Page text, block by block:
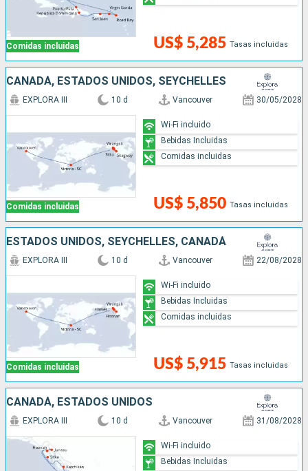
Comidas incluidas US$ 5,285 Tasas incluidas
CANADÁ, ESTADOS UNIDOS, SEYCHELLES
Comidas incluidas
EXPLORA III 10 d Vancouver 30/05/2028
US$ 5,850 Tasas incluidas
Wi-Fi incluido
Bebidas Incluidas
Comidas incluidas
ESTADOS UNIDOS, SEYCHELLES, CANADÁ
Comidas incluidas
EXPLORA III 10 d Vancouver 22/08/2028
US$ 5,915 Tasas incluidas
Wi-Fi incluido
Bebidas Incluidas
Comidas incluidas
CANADÁ, ESTADOS UNIDOS
EXPLORA III 10 d Vancouver 31/08/2028
Wi-Fi incluido
Bebidas Incluidas